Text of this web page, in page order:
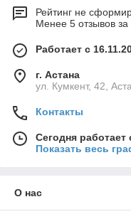
Рейтинг не
Менее 5 отзывов за
Работает с
г. Астана
ул. Кумкент, 42,
Контакты
Сегодня работает
Показать весь
О нас